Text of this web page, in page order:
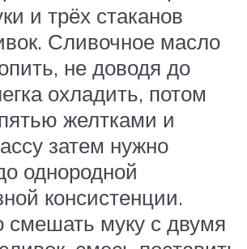
и трёх стаканов
Сливочное масло
не доводя до
охладить, потом
желтками и
затем нужно
однородной
консистенции.
смешать муку с двумя